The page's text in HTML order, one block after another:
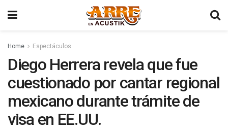
Home Espectáculos
Diego Herrera revela que fue
cuestionado por cantar regional
mexicano durante trámite de
visa en EE.UU.